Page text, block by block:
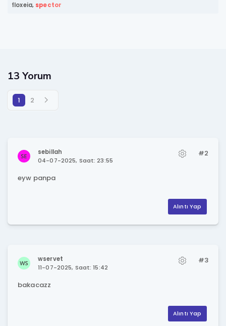
floxeia, spector
13 Yorum
1 2
sebillah
04-07-2025, Saat: 23:55
#2
eyw panpa
Alıntı Yap
wservet
11-07-2025, Saat: 15:42
#3
bakacazz
Alıntı Yap